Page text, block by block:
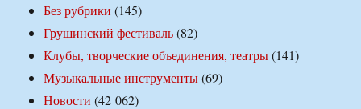
Без рубрики (145)
Грушинский фестиваль(82)
Клубы, творческие объединения, театры(141)
Музыкальные инструменты(69)
Новости (42 062)